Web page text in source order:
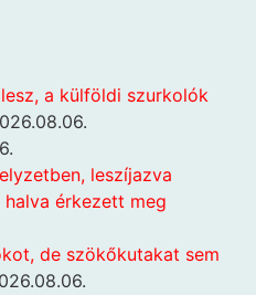
a külföldi szurkolók
leszíjazva
érkezett meg
de szökőkutakat sem